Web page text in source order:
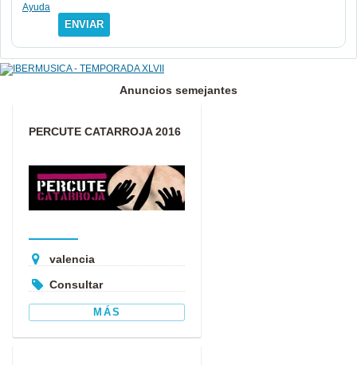
Ayuda
ENVIAR
Anuncios semejantes
PERCUTE CATARROJA 2016
valencia
Consultar
MÁS